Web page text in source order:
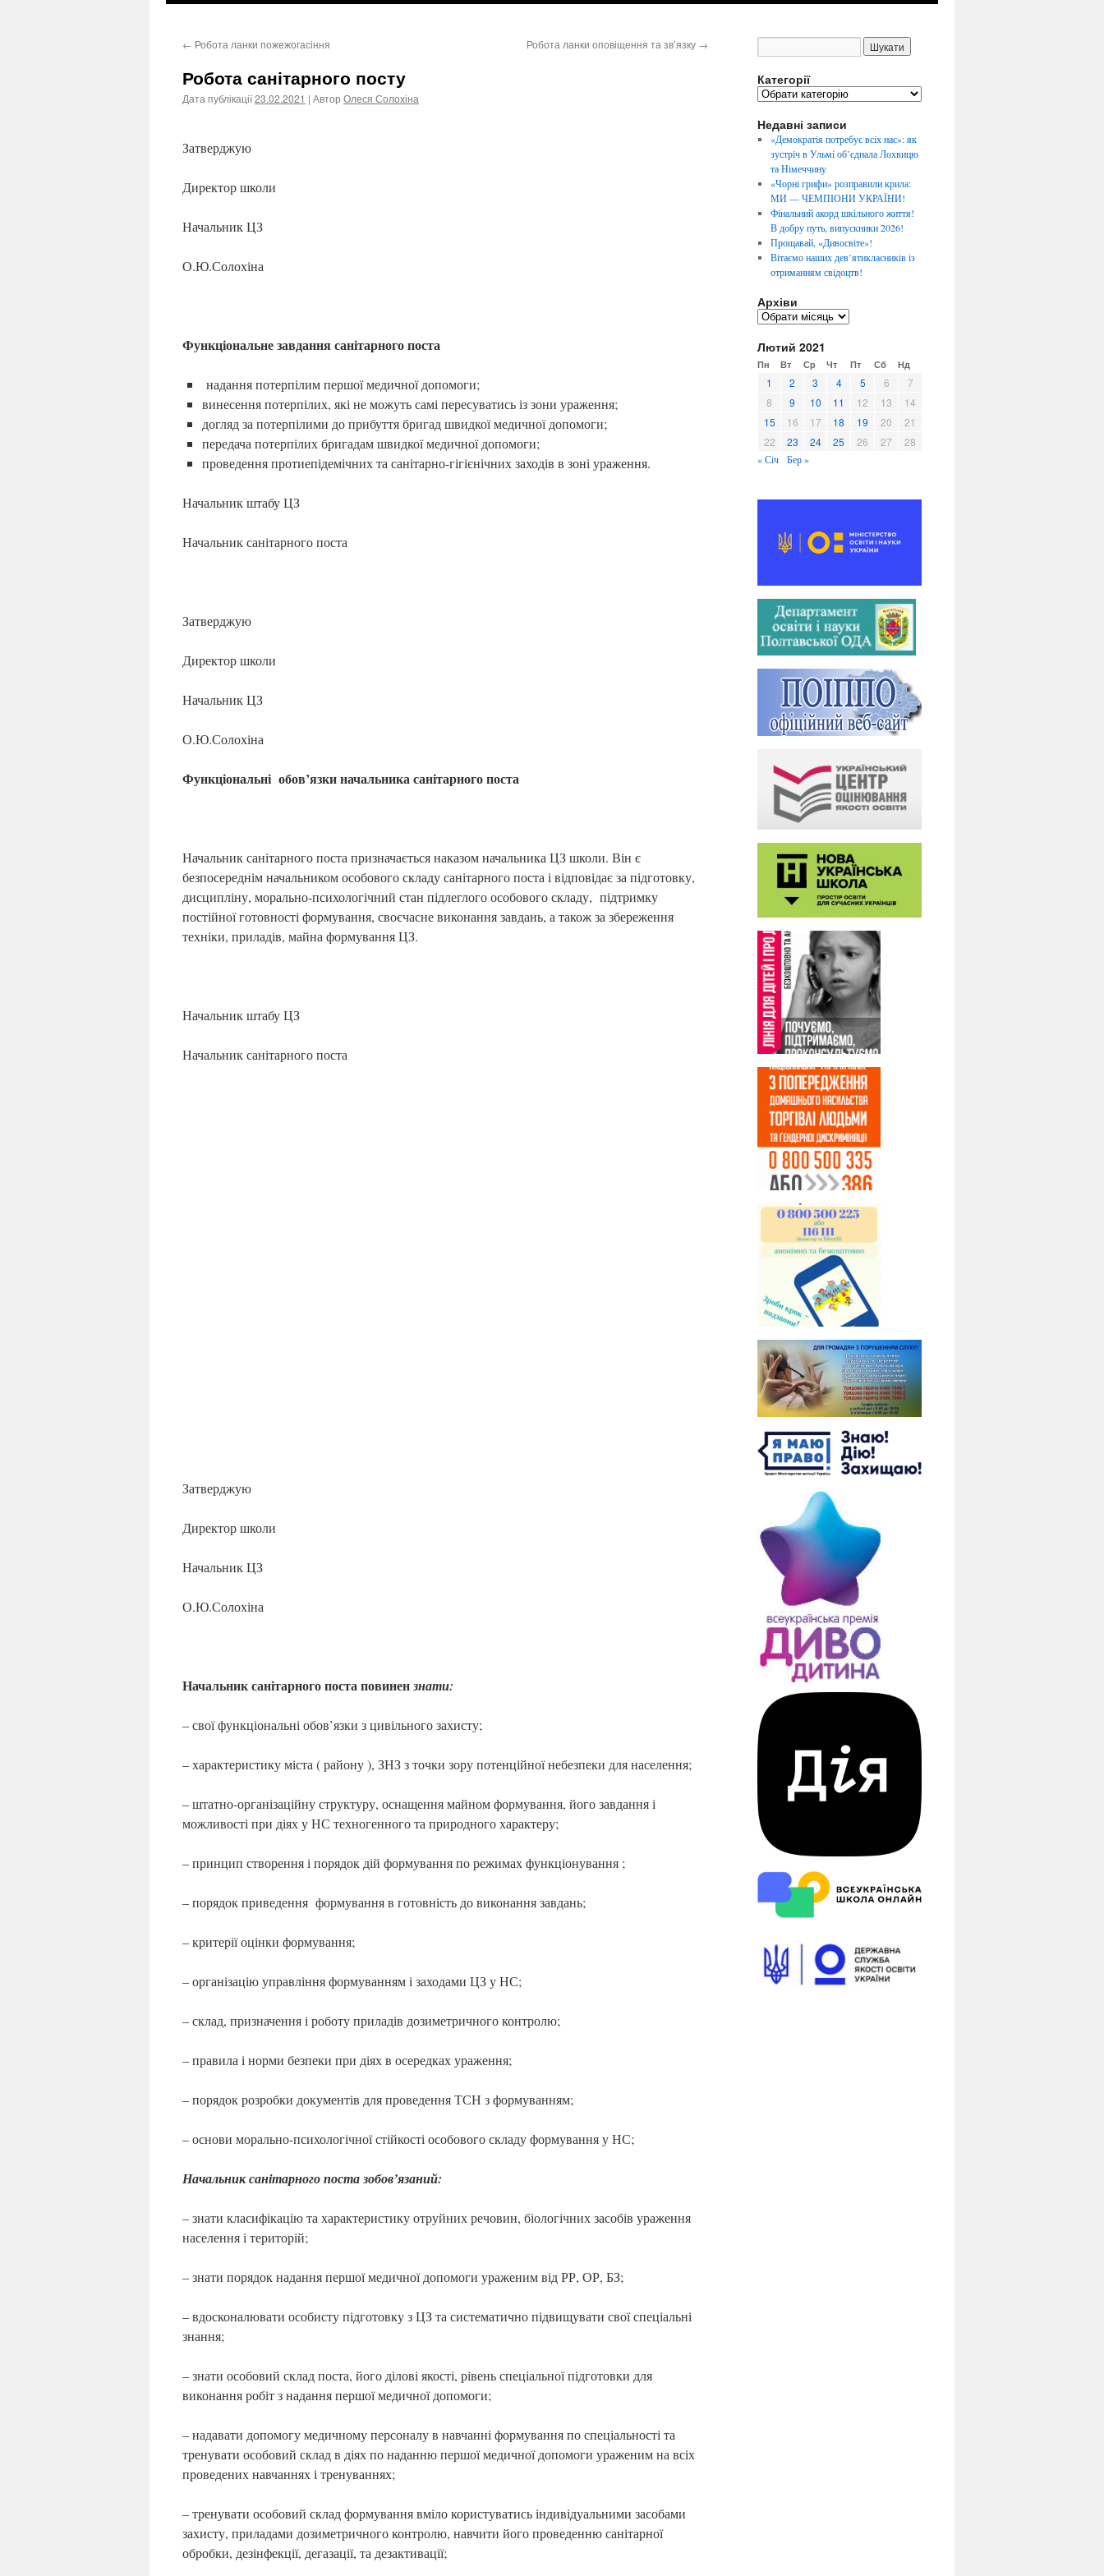
← Робота ланки пожежогасіння Робота ланки оповіщення та зв’язку →
Робота санітарного посту
Дата публікації23.02.2021 | Автор Олеся Солохіна
Затверджую
Директор школи
Начальник ЦЗ
О.Ю.Солохіна
Функціональне завдання санітарного поста
надання потерпілим першої медичної допомоги;
винесення потерпілих, які не можуть самі пересуватись із зони ураження;
догляд за потерпілими до прибуття бригад швидкої медичної допомоги;
передача потерпілих бригадам швидкої медичної допомоги;
проведення протиепідемічних та санітарно-гігієнічних заходів в зоні ураження.
Начальник штабу ЦЗ
Начальник санітарного поста
Затверджую
Директор школи
Начальник ЦЗ
О.Ю.Солохіна
Функціональні обов’язки начальника санітарного поста
Начальник санітарного поста призначається наказом начальника ЦЗ школи. Він є
безпосереднім начальником особового складу санітарного поста і відповідає за підготовку,
дисципліну, морально-психологічний стан підлеглого особового складу, підтримку
постійної готовності формування, своєчасне виконання завдань, а також за збереження
техніки, приладів, майна формування ЦЗ.
Начальник штабу ЦЗ
Начальник санітарного поста
Затверджую
Директор школи
Начальник ЦЗ
О.Ю.Солохіна
Начальник санітарного поста повинензнати:
– свої функціональні обов’язки з цивільного захисту;
– характеристику міста ( району ), ЗНЗ з точки зору потенційної небезпеки для населення;
– штатно-організаційну структуру, оснащення майном формування, його завдання і
можливості при діях у НС техногенного та природного характеру;
– принцип створення і порядок дій формування по режимах функціонування ;
– порядок приведення формування в готовність до виконання завдань;
– критерії оцінки формування;
– організацію управління формуванням і заходами ЦЗ у НС;
– склад, призначення і роботу приладів дозиметричного контролю;
– правила і норми безпеки при діях в осередках ураження;
– порядок розробки документів для проведення ТСН з формуванням;
– основи морально-психологічної стійкості особового складу формування у НС;
Начальник санітарного поста зобов’язаний:
– знати класифікацію та характеристику отруйних речовин, біологічних засобів ураження
населення і територій;
– знати порядок надання першої медичної допомоги ураженим від РР, ОР, БЗ;
– вдосконалювати особисту підготовку з ЦЗ та систематично підвищувати свої спеціальні
знання;
– знати особовий склад поста, його ділові якості, рівень спеціальної підготовки для
виконання робіт з надання першої медичної допомоги;
– надавати допомогу медичному персоналу в навчанні формування по спеціальності та
тренувати особовий склад в діях по наданню першої медичної допомоги ураженим на всіх
проведених навчаннях і тренуваннях;
– тренувати особовий склад формування вміло користуватись індивідуальними засобами
захисту, приладами дозиметричного контролю, навчити його проведенню санітарної
обробки, дезінфекції, дегазації, та дезактивації;
Категорії
К
т
е
р
ї
Недавні записи
«Демократія потребує всіх нас»: як
зустріч в Ульмі об’єднала Лохвицю
та Німеччину
«Чорні грифи» розправили крила:
МИ — ЧЕМПІОНИ УКРАЇНИ!
Фінальний акорд шкільного життя!
В добру путь, випускники 2026!
Прощавай, «Дивосвіте»!
Вітаємо наших дев’ятикласників із
отриманням свідоцтв!
Архіви
А
х
і
Лютий 2021
Пн Вт Ср Чт Пт Сб Нд
1 2 3 4 5 6
7
8
9 10 11 12 13
14
15
16 17 18 19 20
21
22
23 24 25 26 27 28
« Січ Бер »